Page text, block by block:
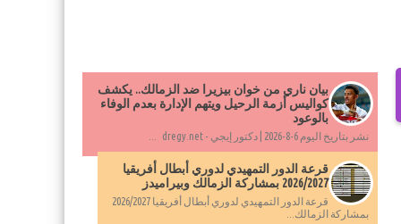
بيان ناري من خوان بيزيرا ضد الزمالك.. يكشف
كواليس أزمة الرحيل ويتهم الإدارة بعدم الوفاء
بالوعود
نشر بتاريخ اليوم 6-8-2026 | دكتور إيجي - dregy.net ...
قرعة الدور التمهيدي لدوري أبطال أفريقيا
2026/2027 بمشاركة الزمالك وبيراميدز
قرعة الدور التمهيدي لدوري أبطال أفريقيا 2026/2027
بمشاركة الزمالك...